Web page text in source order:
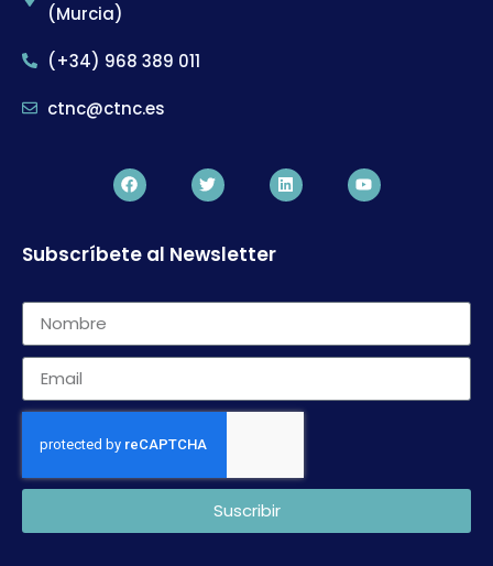
(Murcia)
(+34) 968 389 011
ctnc@ctnc.es
Subscríbete al Newsletter
Suscribir